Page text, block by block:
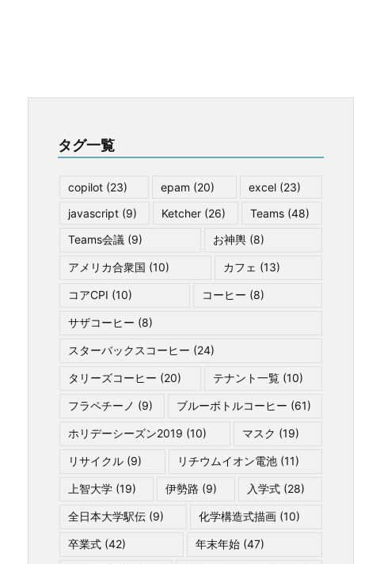
タグ一覧
copilot (23) epam (20) excel(23)
javascript (9) Ketcher (26) Teams (48)
Teams会議 (9) お神輿(8)
アメリカ合衆国 (10) カフェ (13)
コアCPI (10) コーヒー (8)
サザコーヒー (8)
スターバックスコーヒー (24)
タリーズコーヒー (20) テナント一覧(10)
フラペチーノ (9) ブルーボトルコーヒー (61)
ホリデーシーズン2019 (10) マスク (19)
リサイクル (9) リチウムイオン電池(11)
上智大学 (19) 伊勢路 (9) 入学式(28)
全日本大学駅伝 (9) 化学構造式描画(10)
卒業式 (42) 年末年始 (47)